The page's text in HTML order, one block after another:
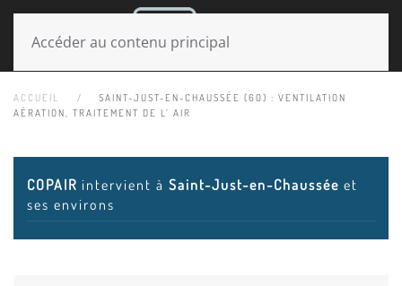
Accéder au contenu principal
ACCUEIL
SAINT-JUST-EN-CHAUSSÉE (60) : VENTILATION
AÉRATION, TRAITEMENT DE L’ AIR
COPAIR intervient à Saint-Just-en-Chaussée et
ses environs